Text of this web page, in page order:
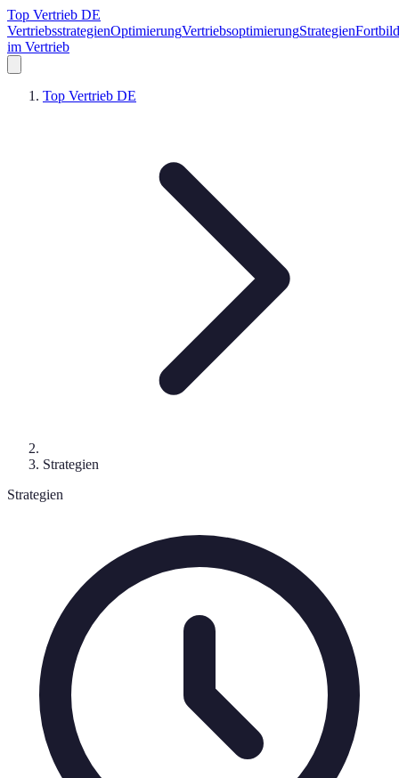
Top Vertrieb DE
VertriebsstrategienOptimierungVertriebsoptimierungStrategien
im Vertrieb
Top Vertrieb DE
Strategien
Strategien